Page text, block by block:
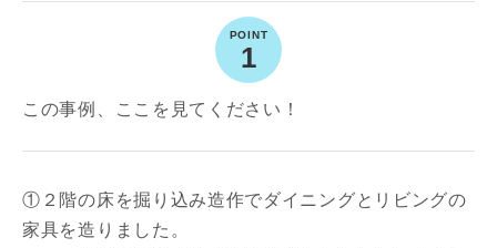
1
この事例、ここを見てください！
①２階の床を掘り込み造作でダイニングとリビングの
家具を造りました。